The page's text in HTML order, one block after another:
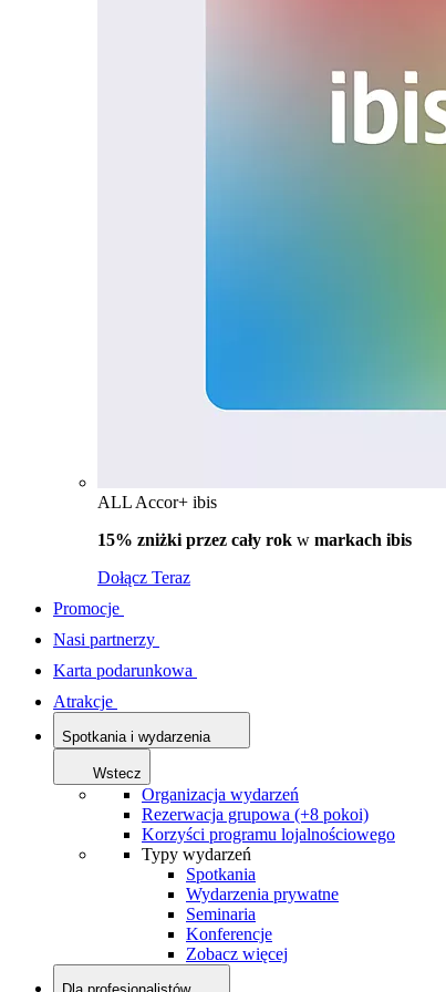
ALL Accor+ ibis
15% zniżki przez cały rok w markach ibis
Dołącz Teraz
Promocje
Nasi partnerzy
Karta podarunkowa
Atrakcje
Spotkania i wydarzenia
Wstecz
Organizacja wydarzeń
Rezerwacja grupowa (+8 pokoi)
Korzyści programu lojalnościowego
Typy wydarzeń
Spotkania
Wydarzenia prywatne
Seminaria
Konferencje
Zobacz więcej